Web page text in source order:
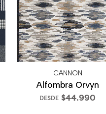
CANNON
Alfombra Orvyn
DESDE $44.990